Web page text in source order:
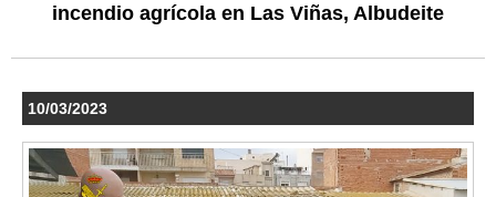
incendio agrícola en Las Viñas, Albudeite
10/03/2023